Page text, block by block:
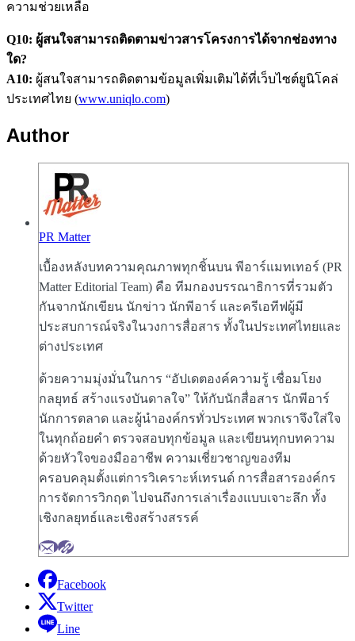
ความช่วยเหลือ
Q10: ผู้สนใจสามารถติดตามข่าวสารโครงการได้จากช่องทาง
ใด?
A10: ผู้สนใจสามารถติดตามข้อมูลเพิ่มเติมได้ที่เว็บไซต์ยูนิโคล่
ประเทศไทย (www.uniqlo.com)
Author
PR Matter
เบื้องหลังบทความคุณภาพทุกชิ้นบน พีอาร์แมทเทอร์ (PR
Matter Editorial Team) คือ ทีมกองบรรณาธิการที่รวมตัว
กันจากนักเขียน นักข่าว นักพีอาร์ และครีเอทีฟผู้มี
ประสบการณ์จริงในวงการสื่อสาร ทั้งในประเทศไทยและ
ต่างประเทศ
ด้วยความมุ่งมั่นในการ “อัปเดตองค์ความรู้ เชื่อมโยง
กลยุทธ์ สร้างแรงบันดาลใจ” ให้กับนักสื่อสาร นักพีอาร์
นักการตลาด และผู้นำองค์กรทั่วประเทศ พวกเราจึงใส่ใจ
ในทุกถ้อยคำ ตรวจสอบทุกข้อมูล และเขียนทุกบทความ
ด้วยหัวใจของมืออาชีพ ความเชี่ยวชาญของทีม
ครอบคลุมตั้งแต่การวิเคราะห์เทรนด์ การสื่อสารองค์กร
การจัดการวิกฤต ไปจนถึงการเล่าเรื่องแบบเจาะลึก ทั้ง
เชิงกลยุทธ์และเชิงสร้างสรรค์
Facebook
Twitter
Line